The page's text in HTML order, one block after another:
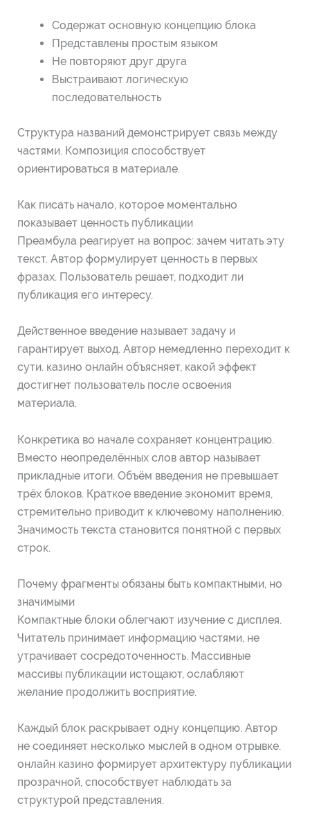
Содержат основную концепцию блока
Представлены простым языком
Не повторяют друг друга
Выстраивают логическую
последовательность
Структура названий демонстрирует связь между
частями. Композиция способствует
ориентироваться в материале.
Как писать начало, которое моментально
показывает ценность публикации
Преамбула реагирует на вопрос: зачем читать эту
текст. Автор формулирует ценность в первых
фразах. Пользователь решает, подходит ли
публикация его интересу.
Действенное введение называет задачу и
гарантирует выход. Автор немедленно переходит к
сути. казино онлайн объясняет, какой эффект
достигнет пользователь после освоения
материала.
Конкретика во начале сохраняет концентрацию.
Вместо неопределённых слов автор называет
прикладные итоги. Объём введения не превышает
трёх блоков. Краткое введение экономит время,
стремительно приводит к ключевому наполнению.
Значимость текста становится понятной с первых
строк.
Почему фрагменты обязаны быть компактными, но
значимыми
Компактные блоки облегчают изучение с дисплея.
Читатель принимает информацию частями, не
утрачивает сосредоточенность. Массивные
массивы публикации истощают, ослабляют
желание продолжить восприятие.
Каждый блок раскрывает одну концепцию. Автор
не соединяет несколько мыслей в одном отрывке.
онлайн казино формирует архитектуру публикации
прозрачной, способствует наблюдать за
структурой представления.